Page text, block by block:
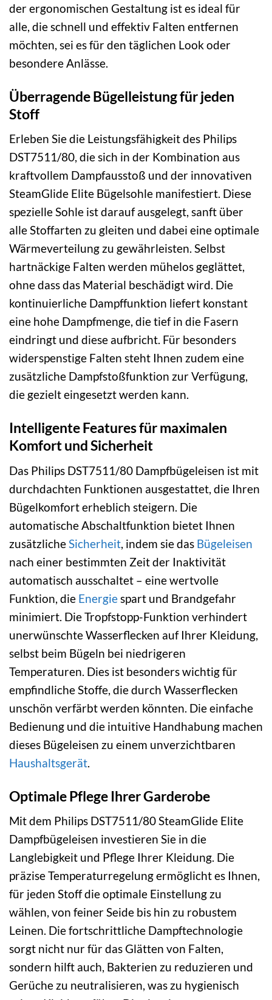
der ergonomischen Gestaltung ist es ideal für
alle, die schnell und effektiv Falten entfernen
möchten, sei es für den täglichen Look oder
besondere Anlässe.
Überragende Bügelleistung für jeden
Stoff
Erleben Sie die Leistungsfähigkeit des Philips
DST7511/80, die sich in der Kombination aus
kraftvollem Dampfausstoß und der innovativen
SteamGlide Elite Bügelsohle manifestiert. Diese
spezielle Sohle ist darauf ausgelegt, sanft über
alle Stoffarten zu gleiten und dabei eine optimale
Wärmeverteilung zu gewährleisten. Selbst
hartnäckige Falten werden mühelos geglättet,
ohne dass das Material beschädigt wird. Die
kontinuierliche Dampffunktion liefert konstant
eine hohe Dampfmenge, die tief in die Fasern
eindringt und diese aufbricht. Für besonders
widerspenstige Falten steht Ihnen zudem eine
zusätzliche Dampfstoßfunktion zur Verfügung,
die gezielt eingesetzt werden kann.
Intelligente Features für maximalen
Komfort und Sicherheit
Das Philips DST7511/80 Dampfbügeleisen ist mit
durchdachten Funktionen ausgestattet, die Ihren
Bügelkomfort erheblich steigern. Die
automatische Abschaltfunktion bietet Ihnen
zusätzliche Sicherheit , indem sie das Bügeleisen
nach einer bestimmten Zeit der Inaktivität
automatisch ausschaltet – eine wertvolle
Funktion, die Energie spart und Brandgefahr
minimiert. Die Tropfstopp-Funktion verhindert
unerwünschte Wasserflecken auf Ihrer Kleidung,
selbst beim Bügeln bei niedrigeren
Temperaturen. Dies ist besonders wichtig für
empfindliche Stoffe, die durch Wasserflecken
unschön verfärbt werden könnten. Die einfache
Bedienung und die intuitive Handhabung machen
dieses Bügeleisen zu einem unverzichtbaren
Haushaltsgerät
Optimale Pflege Ihrer Garderobe
Mit dem Philips DST7511/80 SteamGlide Elite
Dampfbügeleisen investieren Sie in die
Langlebigkeit und Pflege Ihrer Kleidung. Die
präzise Temperaturregelung ermöglicht es Ihnen,
für jeden Stoff die optimale Einstellung zu
wählen, von feiner Seide bis hin zu robustem
Leinen. Die fortschrittliche Dampftechnologie
sorgt nicht nur für das Glätten von Falten,
sondern hilft auch, Bakterien zu reduzieren und
Gerüche zu neutralisieren, was zu hygienisch